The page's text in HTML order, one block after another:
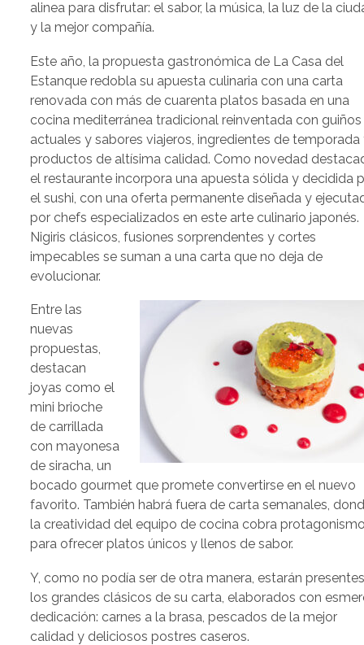
alinea para disfrutar: el sabor, la música, la luz de la
y la mejor compañía.
Este año, la propuesta gastronómica de La Casa del
Estanque redobla su apuesta culinaria con una carta
renovada con más de cuarenta platos basada en una
cocina mediterránea tradicional reinventada con guiños
actuales y sabores viajeros, ingredientes de temporada
productos de altísima calidad. Como novedad
el restaurante incorpora una apuesta sólida y decidida
el sushi, con una oferta permanente diseñada y
por chefs especializados en este arte culinario japonés.
Nigiris clásicos, fusiones sorprendentes y cortes
impecables se suman a una carta que no deja de
evolucionar.
Entre las
nuevas
propuestas,
destacan
joyas como el
mini brioche
de carrillada
con mayonesa
de siracha, un
bocado gourmet que promete convertirse en el nuevo
favorito. También habrá fuera de carta semanales,
la creatividad del equipo de cocina cobra
para ofrecer platos únicos y llenos de sabor.
Y, como no podía ser de otra manera, estarán
los grandes clásicos de su carta, elaborados con
dedicación: carnes a la brasa, pescados de la mejor
calidad y deliciosos postres caseros.